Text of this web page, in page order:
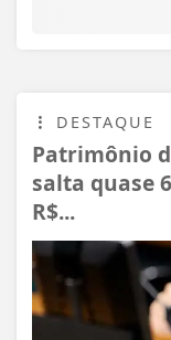
DESTAQUE
Patrimônio
salta quase
R$...